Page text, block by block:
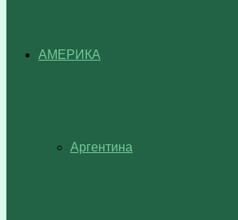
АМЕРИКА
Аргентина